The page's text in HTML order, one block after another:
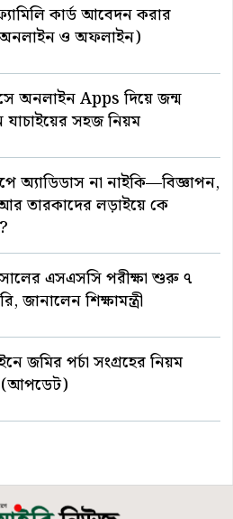
কার্ড আবেদন করার
ও অফলাইন)
অনলাইন Apps দিয়ে জন্ম
যাচাইয়ের সহজ নিয়ম
অ্যাডিডাস না নাইকি—বিজ্ঞাপন,
তারকাদের লড়াইয়ে কে
এসএসসি পরীক্ষা শুরু ৭
জানালেন শিক্ষামন্ত্রী
জমির পর্চা সংগ্রহের নিয়ম
(আপডেট)